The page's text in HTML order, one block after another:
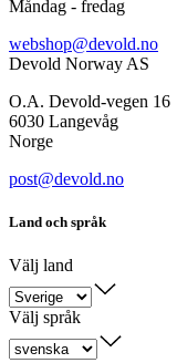
Måndag - fredag
webshop@devold.no
Devold Norway AS
O.A. Devold-vegen 16
6030 Langevåg
Norge
post@devold.no
Land och språk
Välj land
Välj språk